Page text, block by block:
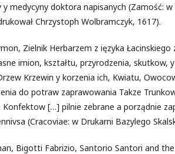
y medycyny doktora napisanych (Zamość: w
Chrzystoph Wolbramczyk, 1617).
Zielnik Herbarzem z ięzyka
imion, kształtu, przyrodzenia, skutkow,
Krzewin y korzenia ich, Kwiatu,
do potraw zaprawowania Takze
Konfektow […] pilnie zebrane a porządnie
(Cracoviae: w Drukarni Bazylego
Bigotti Fabrizio, Santorio Santori and